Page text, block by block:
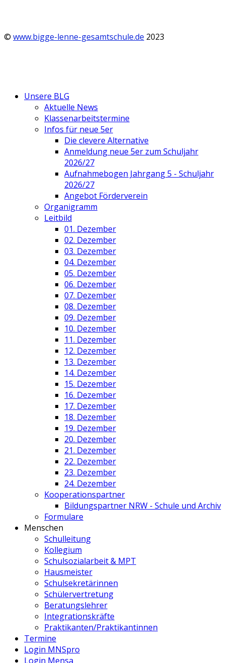
© www.bigge-lenne-gesamtschule.de 2023
Unsere BLG
Aktuelle News
Klassenarbeitstermine
Infos für neue 5er
Die clevere Alternative
Anmeldung neue 5er zum Schuljahr
2026/27
Aufnahmebogen Jahrgang 5 - Schuljahr
2026/27
Angebot Förderverein
Organigramm
Leitbild
01. Dezember
02. Dezember
03. Dezember
04. Dezember
05. Dezember
06. Dezember
07. Dezember
08. Dezember
09. Dezember
10. Dezember
11. Dezember
12. Dezember
13. Dezember
14. Dezember
15. Dezember
16. Dezember
17. Dezember
18. Dezember
19. Dezember
20. Dezember
21. Dezember
22. Dezember
23. Dezember
24. Dezember
Kooperationspartner
Bildungspartner NRW - Schule und Archiv
Formulare
Menschen
Schulleitung
Kollegium
Schulsozialarbeit & MPT
Hausmeister
Schulsekretärinnen
Schülervertretung
Beratungslehrer
Integrationskräfte
Praktikanten/Praktikantinnen
Termine
Login MNSpro
Login Mensa